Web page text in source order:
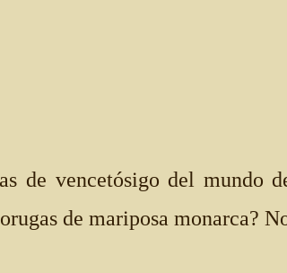
de vencetósigo del mundo
de mariposa monarca?